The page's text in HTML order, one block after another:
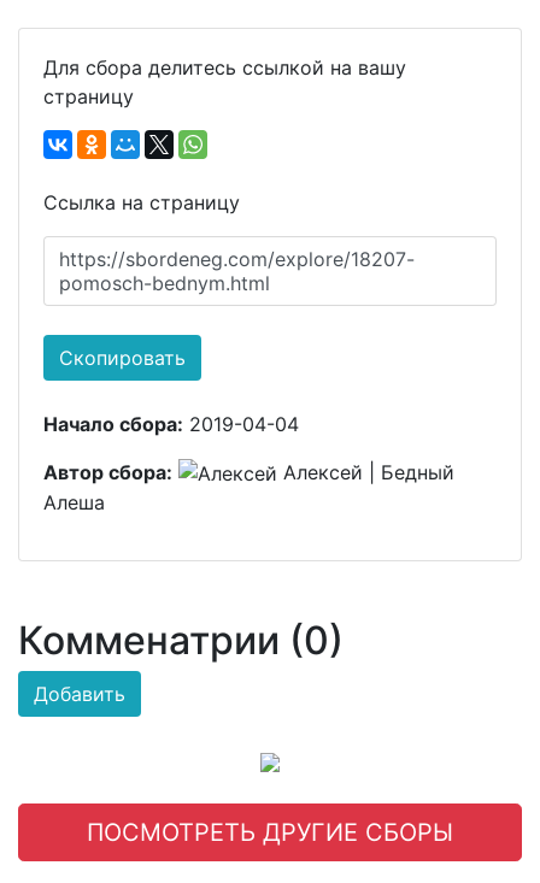
Для сбора делитесь ссылкой на вашу
страницу
Ссылка на страницу
https://sbordeneg.com/explore/18207-
pomosch-bednym.html
Скопировать
Начало сбора: 2019-04-04
Автор сбора:
Алексей | Бедный
Алеша
Комменатрии (0)
Добавить
ПОСМОТРЕТЬ ДРУГИЕ СБОРЫ